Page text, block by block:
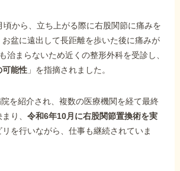
謝のお手紙
頃から、立ち上がる際に右股関節に痛みを
盆に遠出して長距離を歩いた後に痛みが
治まらないため近くの整形外科を受診し、
可能性 」を指摘されました。
を紹介され、複数の医療機関を経て最終
まり、令和6年10月に右股関節置換術を実
を行いながら、仕事も継続されていま